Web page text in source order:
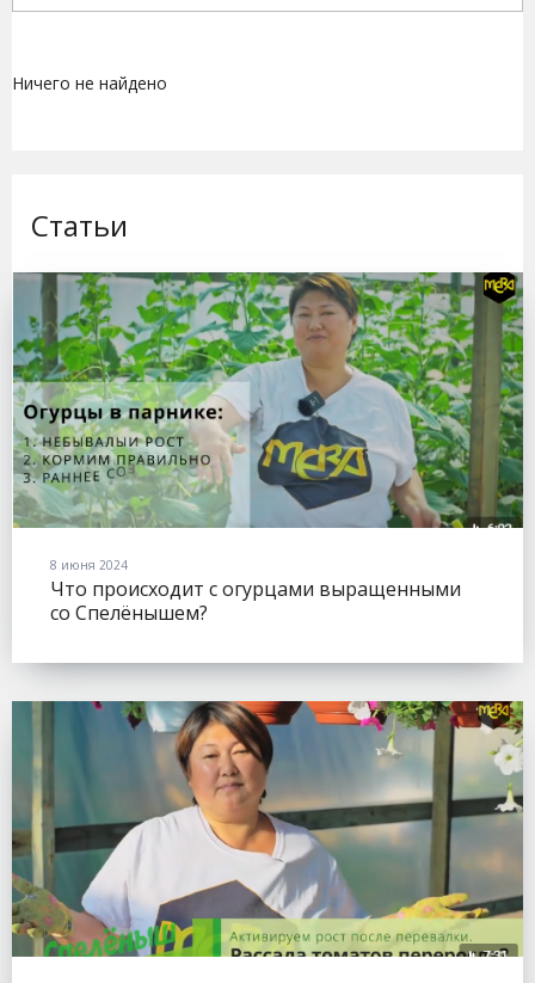
Ничего не найдено
Статьи
8 июня 2024
Что происходит с огурцами выращенными
со Спелёнышем?